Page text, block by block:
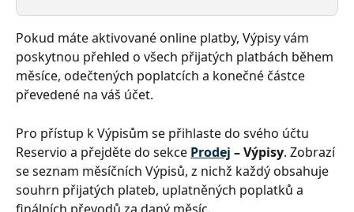
Pokud máte aktivované online platby, Výpisy vám
poskytnou přehled o všech přijatých platbách během
měsíce, odečtených poplatcích a konečné částce
převedené na váš účet.
Pro přístup k Výpisům se přihlaste do svého účtu
Reservio a přejděte do sekce Prodej – Výpisy. Zobrazí
se seznam měsíčních Výpisů, z nichž každý obsahuje
souhrn přijatých plateb, uplatněných poplatků a